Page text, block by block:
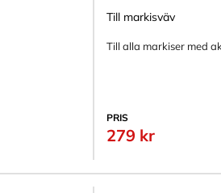
Till markisväv
Till alla markiser med
PRIS
279 kr